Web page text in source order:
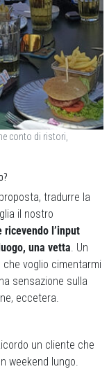
conto di ristori,
tradurre la
il nostro
ricevendo l’input
una vetta. Un
che voglio cimentarmi
sensazione sulla
eccetera.
un cliente che
weekend lungo.